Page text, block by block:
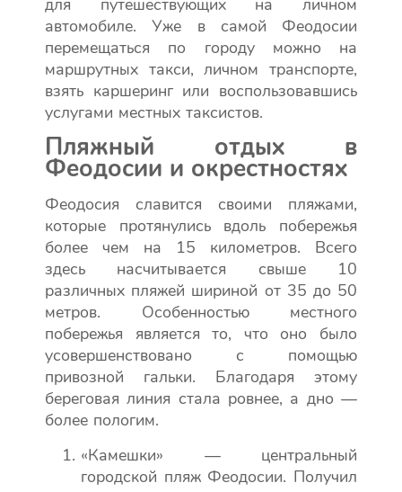
автомобиле. Уже в самой Феодосии
перемещаться по городу можно на
маршрутных такси, личном транспорте,
взять каршеринг или воспользовавшись
услугами местных таксистов.
Пляжный отдых в
Феодосии и окрестностях
Феодосия славится своими пляжами,
которые протянулись вдоль побережья
более чем на 15 километров. Всего
здесь насчитывается свыше 10
различных пляжей шириной от 35 до 50
метров. Особенностью местного
побережья является то, что оно было
усовершенствовано с помощью
привозной гальки. Благодаря этому
береговая линия стала ровнее, а дно —
более пологим.
«Камешки» — центральный
городской пляж Феодосии. Получил